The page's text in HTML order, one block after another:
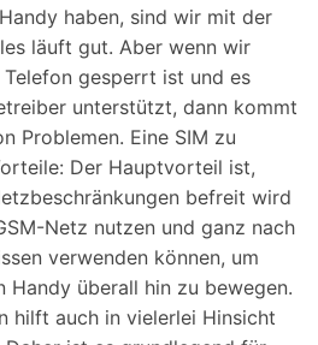
haben, sind wir mit der
läuft gut. Aber wenn wir
gesperrt ist und es
unterstützt, dann kommt
Problemen. Eine SIM zu
Der Hauptvorteil ist,
befreit wird
Netz nutzen und ganz nach
verwenden können, um
Handy überall hin zu bewegen.
hilft auch in vielerlei Hinsicht